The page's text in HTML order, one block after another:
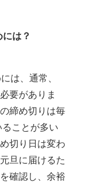
は？
は、通常、
要がありま
締め切りは毎
ことが多い
切り日は変わ
旦に届けるた
確認し、余裕